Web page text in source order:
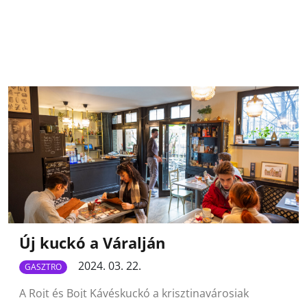
Új kuckó a Váralján
GASZTRO
2024. 03. 22.
A Rojt és Bojt Kávéskuckó a krisztinavárosiak